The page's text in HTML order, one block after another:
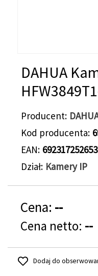
DAHUA
Producent
Kod producenta
EAN
Dział Kamery IP
Cena: --
Cena netto: --
Dodaj do